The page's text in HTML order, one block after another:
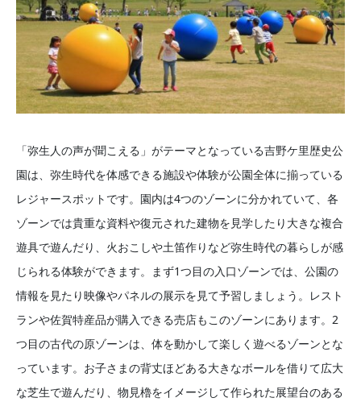
「弥生人の声が聞こえる」がテーマとなっている吉野ケ里歴史公
園は、弥生時代を体感できる施設や体験が公園全体に揃っている
レジャースポットです。園内は4つのゾーンに分かれていて、各
ゾーンでは貴重な資料や復元された建物を見学したり大きな複合
遊具で遊んだり、火おこしや土笛作りなど弥生時代の暮らしが感
じられる体験ができます。まず1つ目の入口ゾーンでは、公園の
情報を見たり映像やパネルの展示を見て予習しましょう。レスト
ランや佐賀特産品が購入できる売店もこのゾーンにあります。2
つ目の古代の原ゾーンは、体を動かして楽しく遊べるゾーンとな
っています。お子さまの背丈ほどある大きなボールを借りて広大
な芝生で遊んだり、物見櫓をイメージして作られた展望台のある